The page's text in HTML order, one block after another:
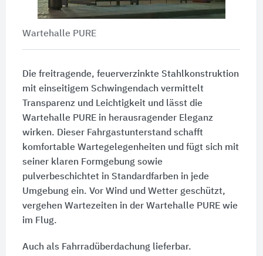
Wartehalle PURE
Die freitragende, feuerverzinkte Stahlkonstruktion
mit einseitigem Schwingendach vermittelt
Transparenz und Leichtigkeit und lässt die
Wartehalle PURE in herausragender Eleganz
wirken. Dieser Fahrgastunterstand schafft
komfortable Wartegelegenheiten und fügt sich mit
seiner klaren Formgebung sowie
pulverbeschichtet in Standardfarben in jede
Umgebung ein. Vor Wind und Wetter geschützt,
vergehen Wartezeiten in der Wartehalle PURE wie
im Flug.
Auch als Fahrradüberdachung lieferbar.